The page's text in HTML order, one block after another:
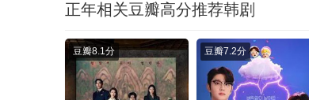
正年相关豆瓣高分推荐韩剧
豆瓣8.1分 豆瓣7.2分